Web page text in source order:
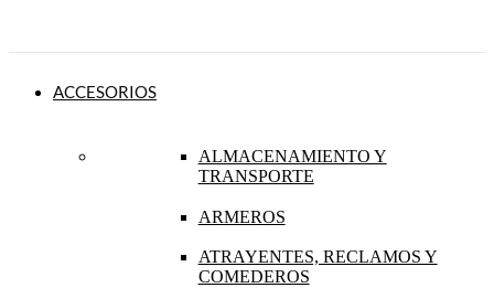
ACCESORIOS
ALMACENAMIENTO Y
TRANSPORTE
ARMEROS
ATRAYENTES, RECLAMOS Y
COMEDEROS